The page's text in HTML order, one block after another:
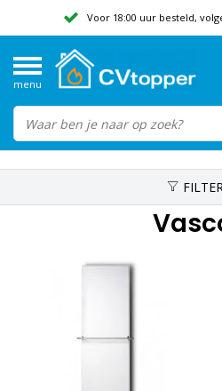
Voor 18:00 uur besteld,
Beoordeeld met
menu